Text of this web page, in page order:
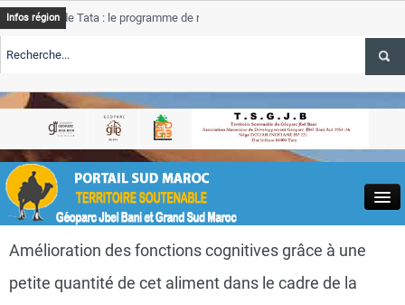
Close
Infos région
de Tata : le programme de rehabilitation post-inondations
TSGJB Tourisme : l’ONMT renforce l’aerien a Dakhla et
Tata
TSGJB Tourisme au Maroc : Transavia renforce les vols Paris-
Amélioration des fonctions cognitives grâce à une
petite quantité de cet aliment dans le cadre de la